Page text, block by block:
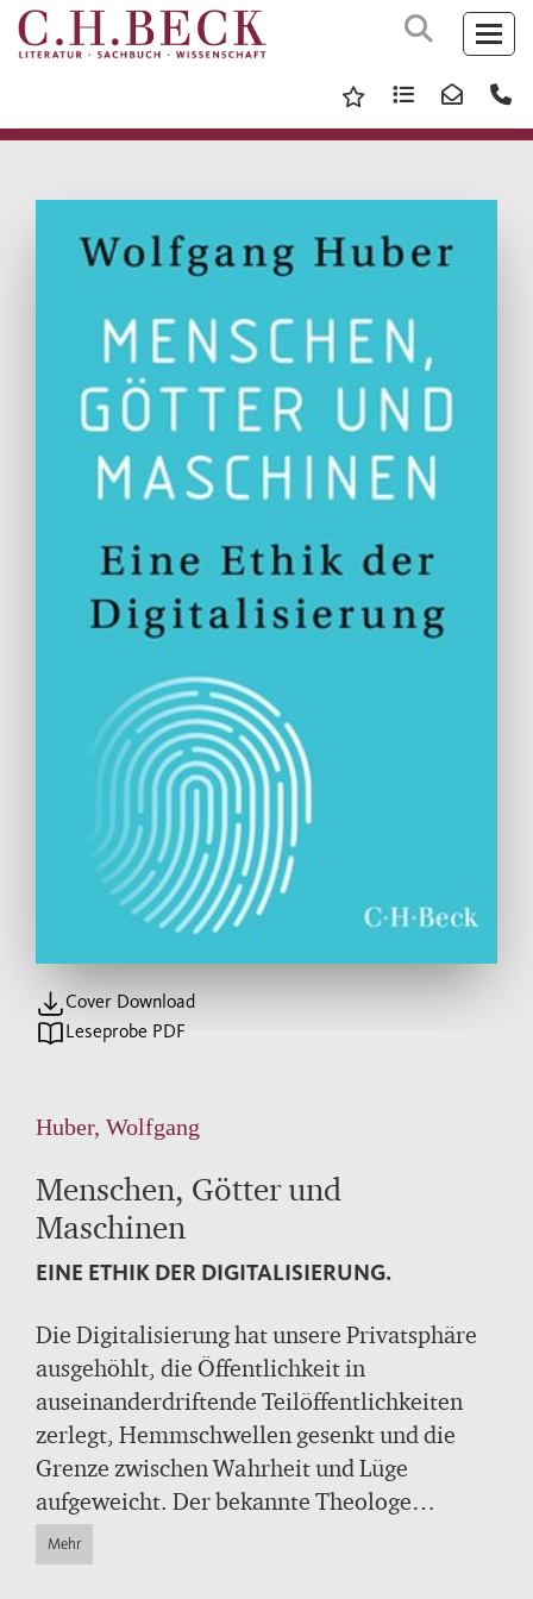
Cover Download
Leseprobe PDF
Huber, Wolfgang
Menschen, Götter und
Maschinen
EINE ETHIK DER DIGITALISIERUNG.
Die Digitalisierung hat unsere Privatsphäre
ausgehöhlt, die Öffentlichkeit in
auseinanderdriftende Teilöffentlichkeiten
zerlegt, Hemmschwellen gesenkt und die
Grenze zwischen Wahrheit und Lüge
aufgeweicht. Der bekannte Theologe
Wolfgang Huber beschreibt pointiert diese
technische und soziale Entwicklung und zeigt
Mehr